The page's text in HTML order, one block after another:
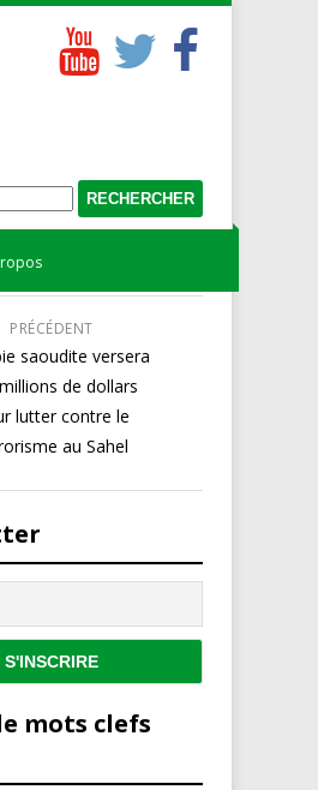
PRÉCÉDENT
saoudite versera
de dollars
lutter contre le
au Sahel
mots clefs